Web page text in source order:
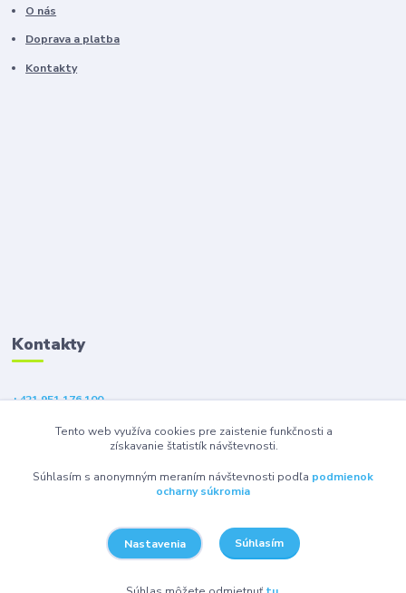
O nás
Doprava a platba
Kontakty
Kontakty
+421 951 176 100
eshop@gsm1.sk
Tento web využíva cookies pre zaistenie funkčnosti a
získavanie štatistík návštevnosti.
Súhlasím s anonymným meraním návštevnosti podľa podmienok
ocharny súkromia
Nastavenia Súhlasím